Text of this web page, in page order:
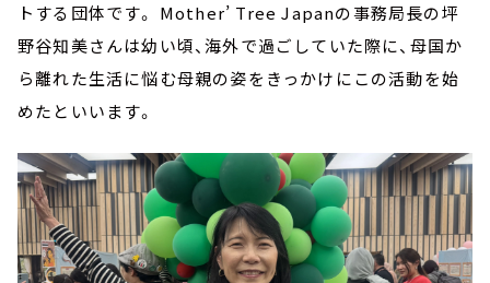
トする団体です。 Mother’ Tree Japanの事務局長の坪
野谷知美さんは幼い頃、海外で過ごしていた際に、母国か
ら離れた生活に悩む母親の姿をきっかけにこの活動を始
めたといいます。